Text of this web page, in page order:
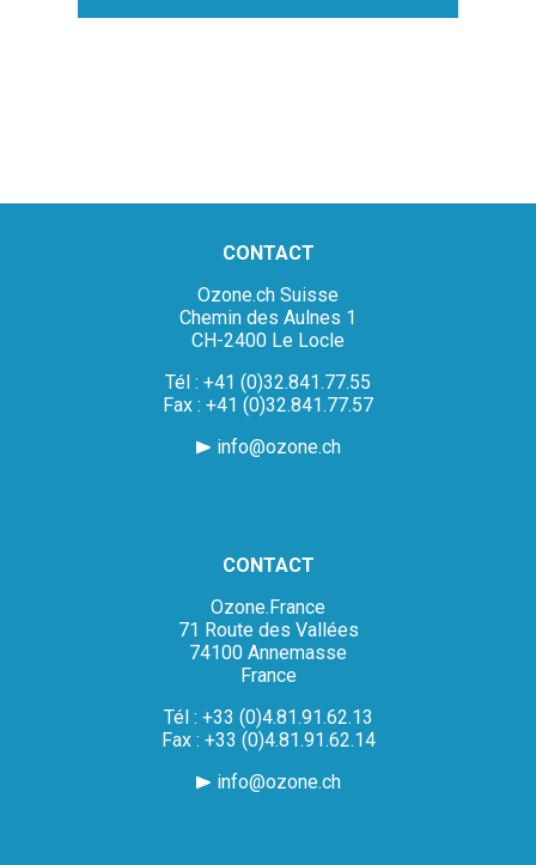
CONTACT
Ozone.ch Suisse
Chemin des Aulnes 1
CH-2400 Le Locle
Tél : +41 (0)32.841.77.55
Fax : +41 (0)32.841.77.57
info@ozone.ch
CONTACT
Ozone.France
71 Route des Vallées
74100 Annemasse
France
Tél : +33 (0)4.81.91.62.13
Fax : +33 (0)4.81.91.62.14
info@ozone.ch